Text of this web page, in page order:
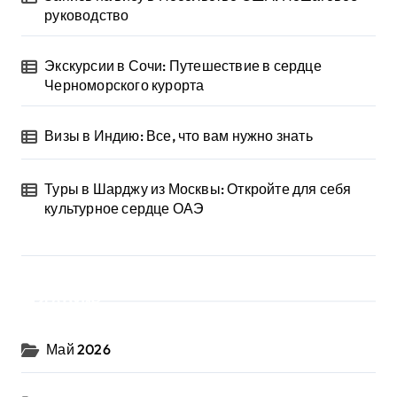
руководство
Экскурсии в Сочи: Путешествие в сердце
Черноморского курорта
Визы в Индию: Все, что вам нужно знать
Туры в Шарджу из Москвы: Откройте для себя
культурное сердце ОАЭ
Май 2026